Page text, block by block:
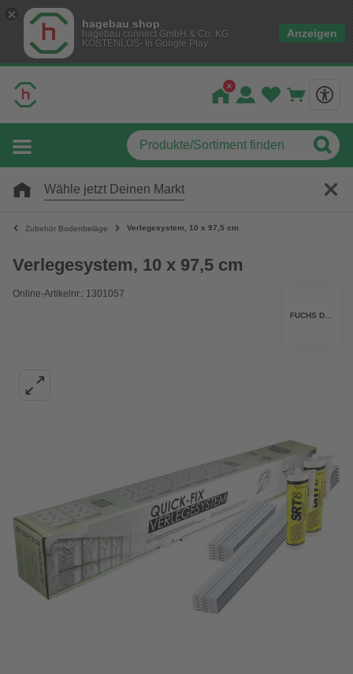
hagebau shop
hagebau connect GmbH & Co. KG
KOSTENLOS- In Google Play
Anzeigen
Wähle jetzt Deinen Markt
Zubehör Bodenbeläge Verlegesystem, 10 x 97,5 cm
Verlegesystem, 10 x 97,5 cm
Online-Artikelnr.: 1301057